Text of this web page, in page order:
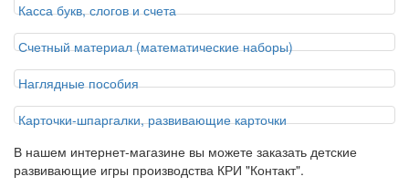
Касса букв, слогов и счета
Счетный материал (математические наборы)
Наглядные пособия
Карточки-шпаргалки, развивающие карточки
В нашем интернет-магазине вы можете заказать детские
развивающие игры производства КРИ "Контакт".